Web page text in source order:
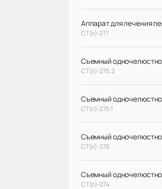
Аппарат для лечения
СТ(л)-277
Съемный
СТ(л)-275.2
Съемный
СТ(л)-275.1
Съемный
СТ(л)-275
Съемный
СТ(л)-274